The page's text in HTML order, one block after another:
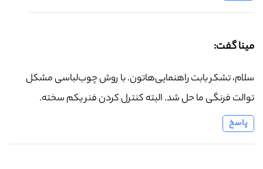
مینا گفت:
سلام، تشکر بابت راهنمایی‌هاتون. با روش چوب‌لباسی مشکل
توالت فرنگی ما حل شد. البته کنترل کردن فنر یکم سخته.
پاسخ